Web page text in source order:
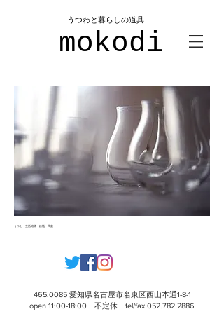
mokodi
​うつわと暮らしの道具
うつわ 生活雑貨 鉄瓶 民芸
​​465.0085 愛知県名古屋市名東区西山本通1-8-1
open 11:00-18:00 不定休 tel/fax 052.782.2886